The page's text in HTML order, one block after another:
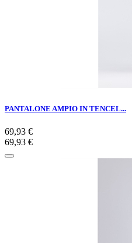
PANTALONE AMPIO IN TENCEL...
69,93 €
69,93 €